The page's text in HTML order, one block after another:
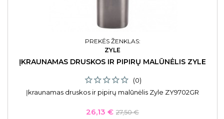
PREKĖS ŽENKLAS:
ZYLE
ĮKRAUNAMAS DRUSKOS IR PIPIRŲ MALŪNĖLIS ZYLE
(0)
Įkraunamas druskos ir pipirų malūnėlis Zyle ZY9702GR
Kaina
26,13 € Bazinė
27,50 €